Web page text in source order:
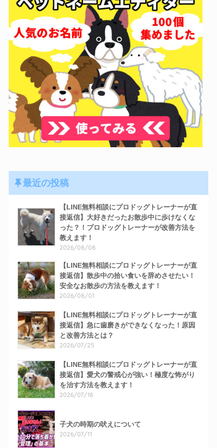
最近の投稿
【LINE無料相談にプロドッグトレーナーが直
接返信】大好きだったお散歩中に歩けなくな
った？！プロドッグトレーナーが改善方法を
教えます！
2026/08/08
【LINE無料相談にプロドッグトレーナーが直
接返信】散歩中の拾い食いを辞めさせたい！
安全なお散歩の方法を教えます！
2026/08/01
【LINE無料相談にプロドッグトレーナーが直
接返信】急に歯磨きができなくなった！原因
と改善方法とは？
2026/07/25
【LINE無料相談にプロドッグトレーナーが直
接返信】愛犬の警戒心が強い！極度な怖がり
を治す方法を教えます！
2026/07/18
子犬の時期の吠えについて
2026/07/11